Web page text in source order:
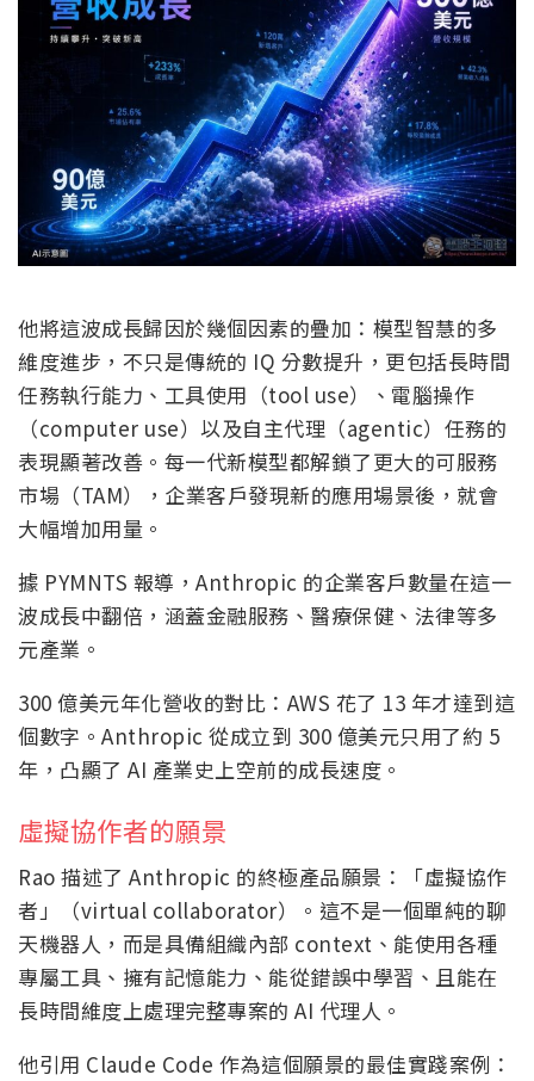
他將這波成長歸因於幾個因素的疊加：模型智慧的多
維度進步，不只是傳統的 IQ 分數提升，更包括長時間
任務執行能力、工具使用（tool use）、電腦操作
（computer use）以及自主代理（agentic）任務的
表現顯著改善。每一代新模型都解鎖了更大的可服務
市場（TAM），企業客戶發現新的應用場景後，就會
大幅增加用量。
據 PYMNTS 報導，Anthropic 的企業客戶數量在這一
波成長中翻倍，涵蓋金融服務、醫療保健、法律等多
元產業。
300 億美元年化營收的對比：AWS 花了 13 年才達到這
個數字。Anthropic 從成立到 300 億美元只用了約 5
年，凸顯了 AI 產業史上空前的成長速度。
虛擬協作者的願景
Rao 描述了 Anthropic 的終極產品願景：「虛擬協作
者」（virtual collaborator）。這不是一個單純的聊
天機器人，而是具備組織內部 context、能使用各種
專屬工具、擁有記憶能力、能從錯誤中學習、且能在
長時間維度上處理完整專案的 AI 代理人。
他引用 Claude Code 作為這個願景的最佳實踐案例：